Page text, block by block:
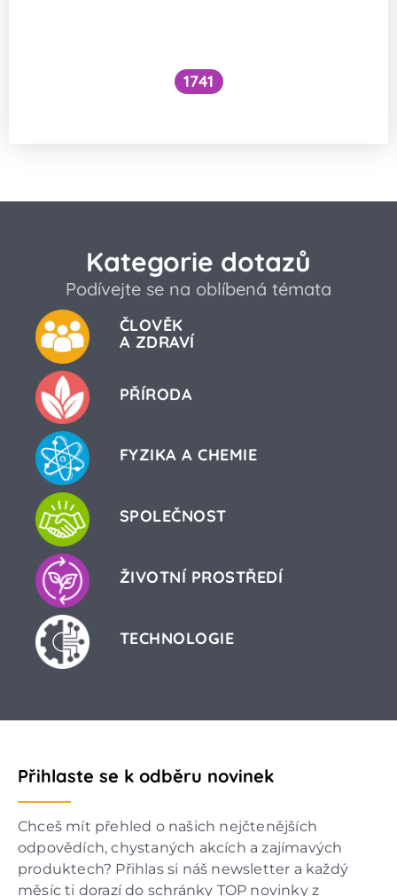
1741
Kategorie dotazů
Podívejte se na oblíbená témata
ČLOVĚK
A ZDRAVÍ
PŘÍRODA
FYZIKA A CHEMIE
SPOLEČNOST
ŽIVOTNÍ PROSTŘEDÍ
TECHNOLOGIE
Přihlaste se k odběru novinek
Chceš mít přehled o našich nejčtenějších
odpovědích, chystaných akcích a zajímavých
produktech? Přihlas si náš newsletter a každý
měsíc ti dorazí do schránky TOP novinky z